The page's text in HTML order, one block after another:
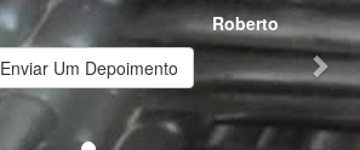
Roberto
Enviar Um Depoimento